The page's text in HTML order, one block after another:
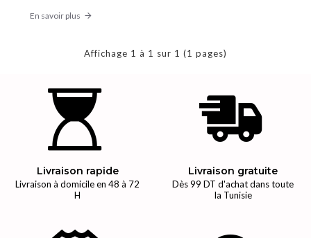
En savoir plus
Affichage 1 à 1 sur 1 (1 pages)
Livraison rapide
Livraison à domicile en 48 à 72
H
Livraison gratuite
Dès 99 DT d'achat dans toute
la Tunisie